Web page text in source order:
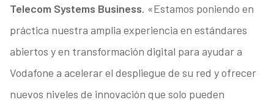
Telecom Systems Business. «Estamos poniendo en
práctica nuestra amplia experiencia en estándares
abiertos y en transformación digital para ayudar a
Vodafone a acelerar el despliegue de su red y ofrecer
nuevos niveles de innovación que solo pueden